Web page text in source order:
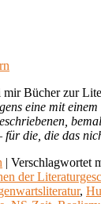
Bücher zur
eine mit
für die, die das
| Verschlagwortet
der
,